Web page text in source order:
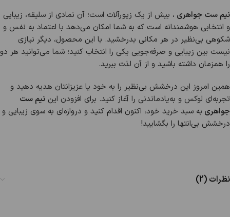
نیم ست جواهری ، بیش از یک زیورآلات است؛ آن نمادی از سلیقه، زیبایی
و انتخابی هوشمندانه است که به شما امکان می‌دهد با اعتماد به نفس و
شکوهی بی‌نظیر در هر مکانی بدرخشید. با این محصول، دیگر نیازی
نیست بین زیبایی و صرفه‌جویی یکی را انتخاب کنید؛ شما می‌توانید هر دو
را همزمان داشته باشید و از آن لذت ببرید.
همین امروز این درخشش بی‌نظیر را به خود یا عزیزانتان هدیه دهید و
تجربه‌ای لوکس و به‌یادماندنی را آغاز کنید. برای افزودن این نیم ست
جواهری به سبد خرید خود، اکنون اقدام کنید و دروازه‌ای به سوی زیبایی و
درخشش بی‌انتها را بگشایید!
نظرات (2)